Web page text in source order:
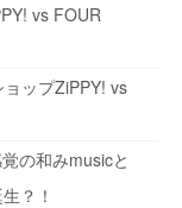
vs FOUR
ップZiPPY! vs
の和みmusicと
？！